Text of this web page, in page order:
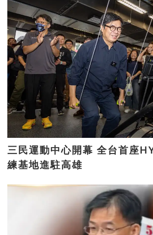
三民運動中心開幕 全台首座HYROX官方訓
練基地進駐高雄